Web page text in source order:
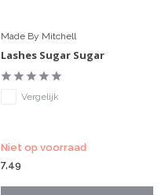
Made By Mitchell
Lashes Sugar Sugar
Vergelijk
Niet op voorraad
7,49